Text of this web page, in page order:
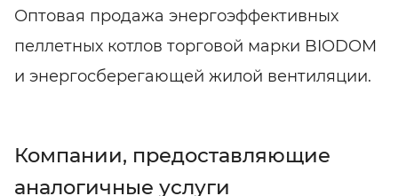
Оптовая продажа энергоэффективных
пеллетных котлов торговой марки BIODOM
и энергосберегающей жилой вентиляции.
Компании, предоставляющие
аналогичные услуги